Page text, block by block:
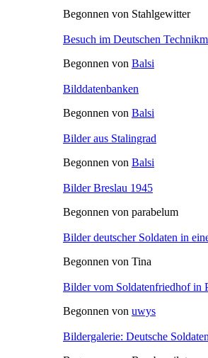
Begonnen von Stahlgewitter
Besuch im Deutschen
Begonnen von Balsi
Bilddatenbanken
Begonnen von Balsi
Bilder aus Stalingrad
Begonnen von Balsi
Bilder Breslau 1945
Begonnen von parabelum
Bilder deutscher Soldaten in
Begonnen von Tina
Bilder vom Soldatenfriedhof in
Begonnen von uwys
Bildergalerie: Deutsche